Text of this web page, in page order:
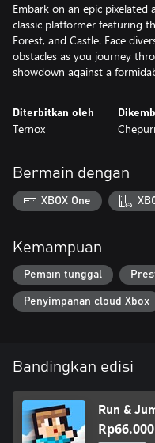
Embark on an epic
classic platformer featuring
Forest, and Castle. Face
obstacles as you journey
showdown against a
Diterbitkan oleh
Ternox
Bermain dengan
XBOX One
Kemampuan
Pemain tunggal
Penyimpanan cloud Xbox
Bandingkan edisi
Run &
Rp66.000